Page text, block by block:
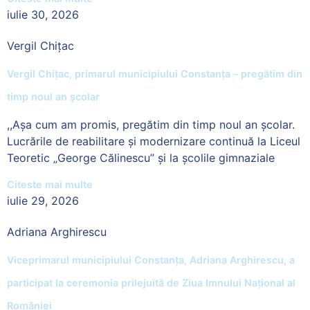
iulie 30, 2026
Vergil Chițac
Vergil Chițac, primarul municipiului Constanța – pregătim din
timp noul an școlar
,,Așa cum am promis, pregătim din timp noul an școlar.
Lucrările de reabilitare și modernizare continuă la Liceul
Teoretic „George Călinescu” și la școlile gimnaziale
Citeste mai multe
iulie 29, 2026
Adriana Arghirescu
Viceprimarul municipiului Constanța, Adriana Arghirescu, a
participat la ceremonia prilejuită de Ziua Imnului Național al
României